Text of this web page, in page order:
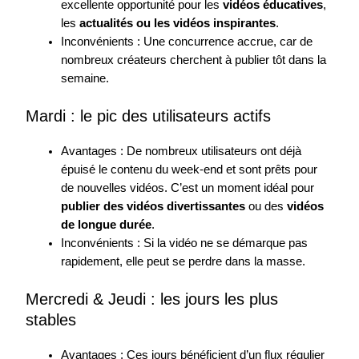
excellente opportunité pour lesvidéos éducatives,
lesactualités ou les vidéos inspirantes.
Inconvénients : Une concurrence accrue, car de
nombreux créateurs cherchent à publier tôt dans la
semaine.
Mardi : le pic des utilisateurs actifs
Avantages : De nombreux utilisateurs ont déjà
épuisé le contenu du week-end et sont prêts pour
de nouvelles vidéos. C’est un moment idéal pour
publier des vidéos divertissantes ou desvidéos
de longue durée.
Inconvénients : Si la vidéo ne se démarque pas
rapidement, elle peut se perdre dans la masse.
Mercredi & Jeudi : les jours les plus
stables
Avantages : Ces jours bénéficient d’un flux régulier